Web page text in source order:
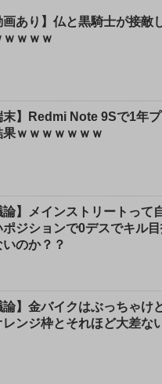
画あり】仏と黒騎士が接敵
ｗｗｗｗ
末】Redmi Note 9Sで1年
果ｗｗｗｗｗｗｗ
論】メインストリートって
ポジションで0デスでキル
いのか？？
論】金バイクはぶっちゃけ
レンジ枠とそれほど大差な